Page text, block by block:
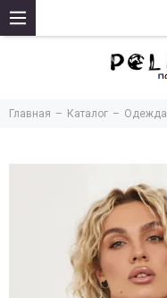
Главная Каталог Одежда